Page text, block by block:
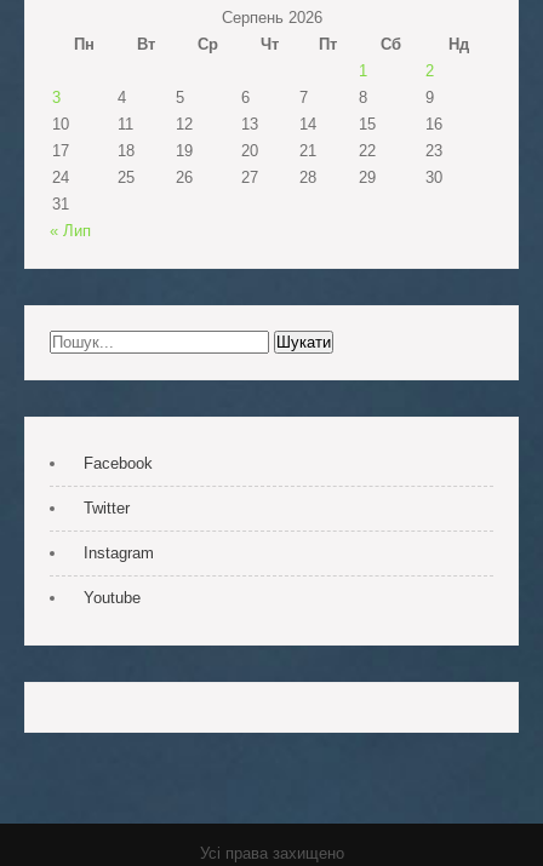
Серпень 2026
Пн
Вт Ср Чт Пт Сб
Нд
1
2
3
4 5 6 7 8
9
10
11 12 13 14 15
16
17
18 19 20 21 22
23
24
25 26 27 28 29
30
31
« Лип
Facebook
Twitter
Instagram
Youtube
Усі права захищено